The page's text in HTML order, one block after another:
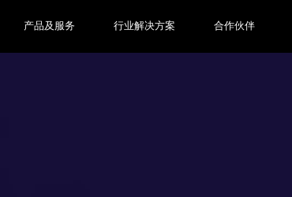
产品及服务 行业解决方案 合作伙伴